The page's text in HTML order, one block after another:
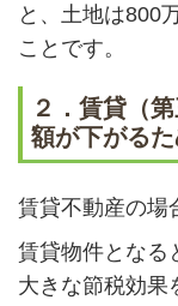
と、土地は800
ことです。
２．賃貸（
額が下がる
賃貸不動産の場
賃貸物件となる
大きな節税効果